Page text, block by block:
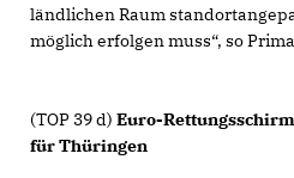
ländlichen Raum
möglich erfolgen muss“, so
(TOP 39 d) Euro-
für Thüringen